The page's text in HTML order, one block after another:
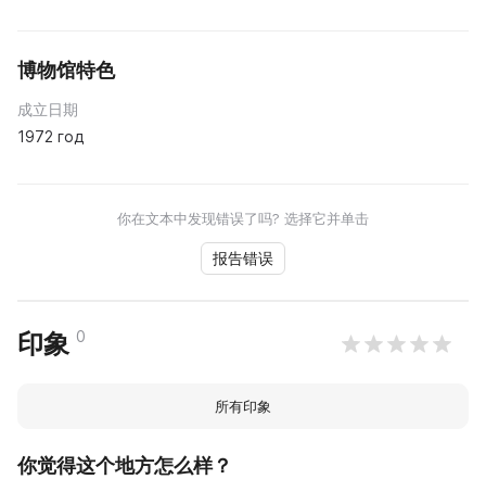
博物馆特色
成立日期
1972 год
你在文本中发现错误了吗? 选择它并单击
报告错误
印象 0
所有印象
你觉得这个地方怎么样？